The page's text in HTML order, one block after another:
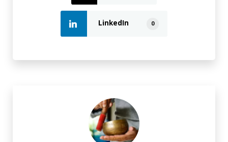
LinkedIn 0